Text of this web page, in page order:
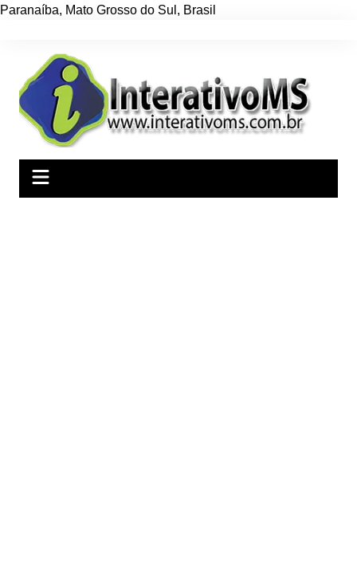
Paranaíba, Mato Grosso do Sul , Brasil
conteúdo